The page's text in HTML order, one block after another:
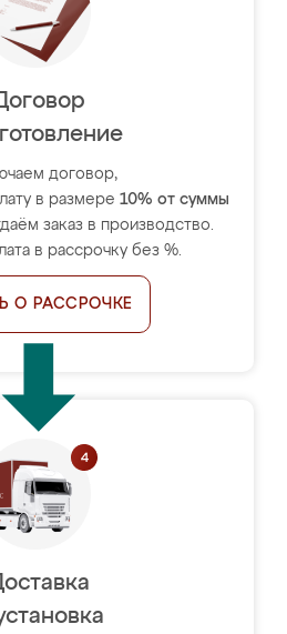
договор,
в размере 10% от суммы
заказ в производство.
в рассрочку без %.
О РАССРОЧКЕ